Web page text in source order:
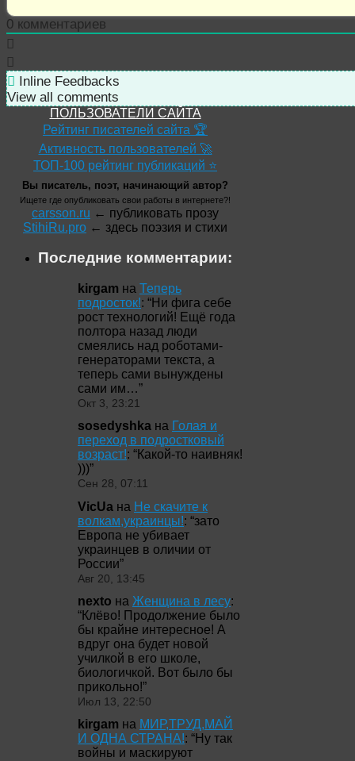
0 комментариев
Inline Feedbacks
View all comments
ПОЛЬЗОВАТЕЛИ САЙТА
Рейтинг писателей сайта 🏆
Активность пользователей 🚀
ТОП-100 рейтинг публикаций ⭐
Вы писатель, поэт, начинающий автор?
Ищете где опубликовать свои работы в интернете?!
carsson.ru ← публиковать прозу
StihiRu.pro ← здесь поэзия и стихи
Последние комментарии:
kirgam на Теперь
подросток!: “Ни фига себе
рост технологий! Ещё года
полтора назад люди
смеялись над роботами-
генераторами текста, а
теперь сами вынуждены
сами им…”
Окт 3, 23:21
sosedyshka на Голая и
переход в подростковый
возраст!: “Какой-то наивняк!
)))”
Сен 28, 07:11
VicUa на Не скачите к
волкам,украинцы!: “зато
Европа не убивает
украинцев в оличии от
России”
Авг 20, 13:45
nexto на Женщина в лесу:
“Клёво! Продолжение было
бы крайне интересное! А
вдруг она будет новой
училкой в его школе,
биологичкой. Вот было бы
прикольно!”
Июл 13, 22:50
kirgam на МИР,ТРУД,МАЙ
И ОДНА СТРАНА!: “Ну так
войны и маскируют